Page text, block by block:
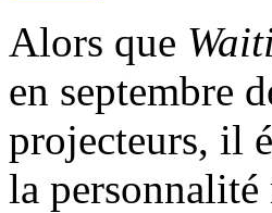
Alors que
en septembre
projecteurs, il
la personnalité